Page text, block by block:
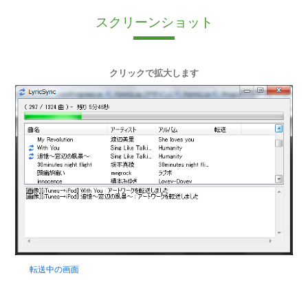
スクリーンショット
クリックで拡大します
転送中の画面